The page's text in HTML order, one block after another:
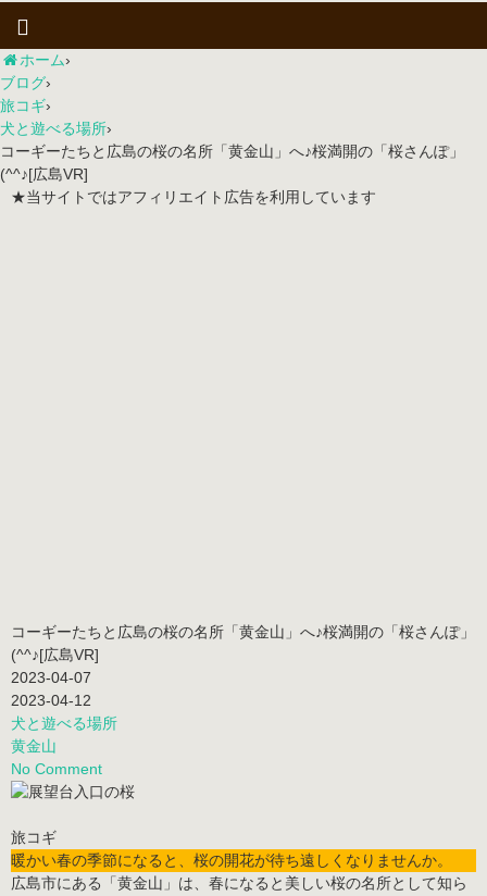
ホーム›
ブログ›
旅コギ›
犬と遊べる場所›
コーギーたちと広島の桜の名所「黄金山」へ♪桜満開の「桜さんぽ」
(^^♪[広島VR]
★当サイトではアフィリエイト広告を利用しています
コーギーたちと広島の桜の名所「黄金山」へ♪桜満開の「桜さんぽ」
(^^♪[広島VR]
2023-04-07
2023-04-12
犬と遊べる場所
黄金山
No Comment
暖かい春の季節になると、桜の開花が待ち遠しくなりませんか。
広島市にある「黄金山」は、春になると美しい桜の名所として知ら